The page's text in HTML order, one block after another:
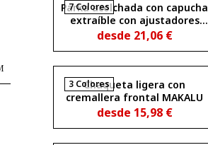
7 Colores
Parka acolchada con capucha
extraíble con ajustadores
elásticos AMERICA WOMAN
desde 21,06 €
3 Colores
Chaqueta ligera con
cremallera frontal MAKALU
desde 15,98 €